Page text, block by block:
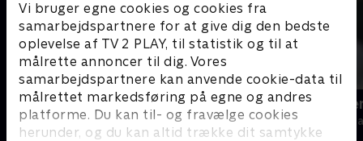
Vi bruger egne cookies og cookies fra
samarbejdspartnere for at give dig den bedste
oplevelse af TV 2 PLAY, til statistik og til at
målrette annoncer til dig. Vores
samarbejdspartnere kan anvende cookie-data til
målrettet markedsføring på egne og andres
platforme. Du kan til- og fravælge cookies
herunder, og du kan altid trække dit samtykke
19 News
Nyheder
Sporten -
Nyheder &